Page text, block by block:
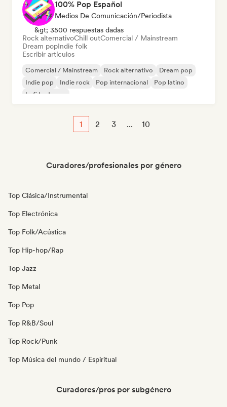
100% Pop Español
Medios De Comunicación/Periodista
&gt; 3500 respuestas dadas
Rock alternativoChill outComercial / Mainstream
Dream popIndie folk
Escribir artículos
Comercial / Mainstream Rock alternativo
Dream pop
Indie pop
Indie rock Pop internacional
Pop latino
Lofi bedroom
1 2 3 ... 10
Curadores/profesionales por género
Top Clásica/Instrumental
Top Electrónica
Top Folk/Acústica
Top Hip-hop/Rap
Top Jazz
Top Metal
Top Pop
Top R&B/Soul
Top Rock/Punk
Top Música del mundo / Espiritual
Curadores/pros por subgénero